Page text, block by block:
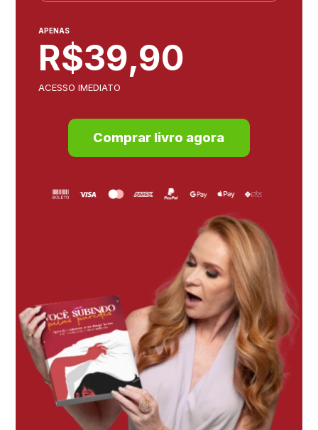
APENAS
R$39,90
ACESSO IMEDIATO
Comprar livro agora